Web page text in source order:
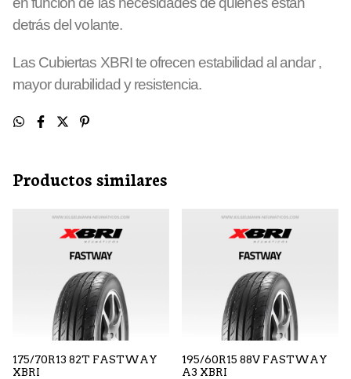
detrás del volante.
Las Cubiertas XBRI te ofrecen estabilidad al andar ,
mayor durabilidad y resistencia.
Productos similares
175/70R13 82T FASTWAY
XBRI
195/60R15 88V FASTWAY
A3 XBRI